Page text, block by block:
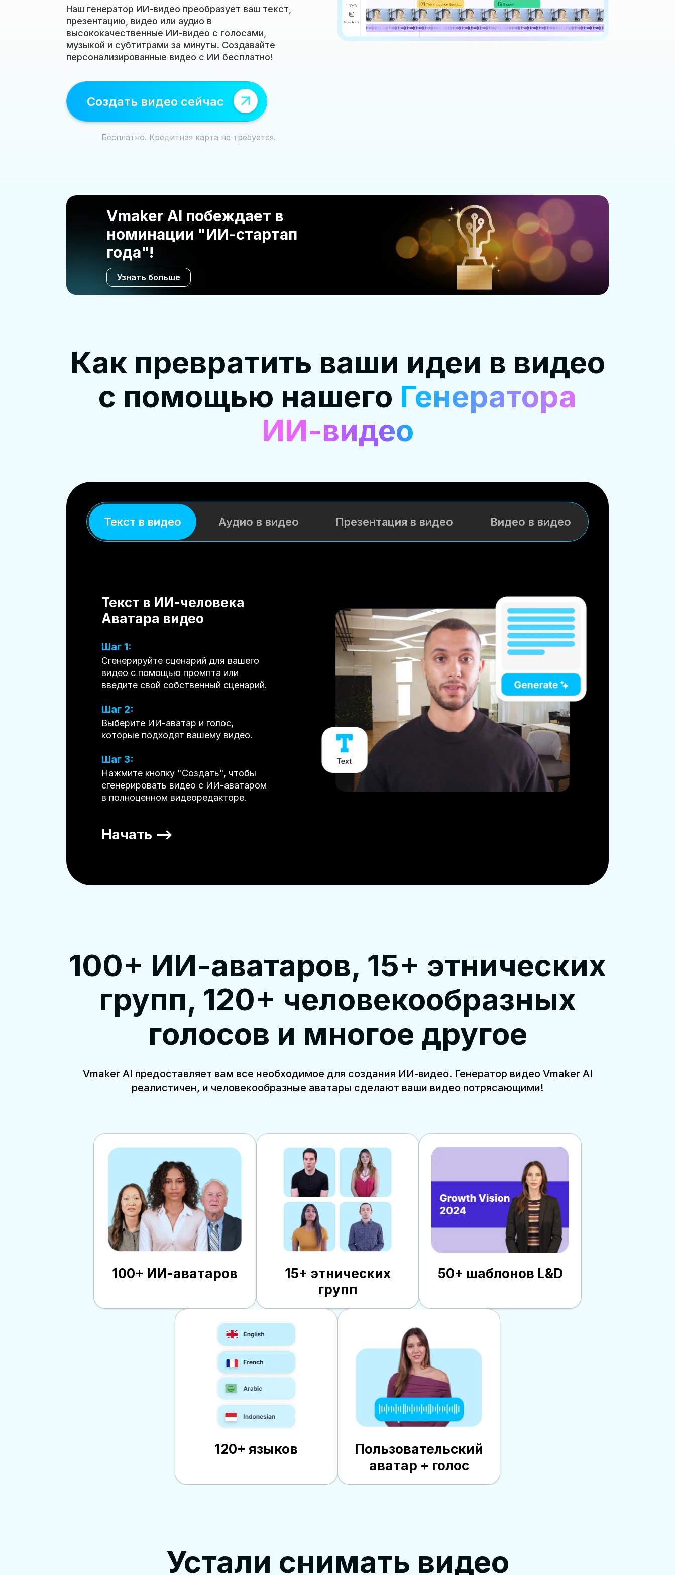
Наш генератор ИИ-видео преобразует ваш текст,
презентацию, видео или аудио в
высококачественные ИИ-видео с голосами,
музыкой и субтитрами за минуты. Создавайте
персонализированные видео с ИИ бесплатно!
Создать видео сейчас
Бесплатно. Кредитная карта не требуется.
Vmaker AI побеждает в
номинации "ИИ-стартап
года"!
Узнать больше
Как превратить ваши идеи в видео
с помощью нашего Генератора
ИИ-видео
Текст в видео Аудио в видео Презентация в видео Видео в видео
Текст в ИИ-человека
Аватара видео
Шаг 1:
Сгенерируйте сценарий для вашего
видео с помощью промпта или
введите свой собственный сценарий.
Шаг 2:
Выберите ИИ-аватар и голос,
которые подходят вашему видео.
Шаг 3:
Нажмите кнопку "Создать", чтобы
сгенерировать видео с ИИ-аватаром
в полноценном видеоредакторе.
Начать —>
100+ ИИ-аватаров, 15+ этнических
групп, 120+ человекообразных
голосов и многое другое
Vmaker AI предоставляет вам все необходимое для создания ИИ-видео. Генератор видео Vmaker AI
реалистичен, и человекообразные аватары сделают ваши видео потрясающими!
100+ ИИ-аватаров
15+ этнических
групп
50+ шаблонов L&D
120+ языков
Пользовательский
аватар + голос
Устали снимать видео